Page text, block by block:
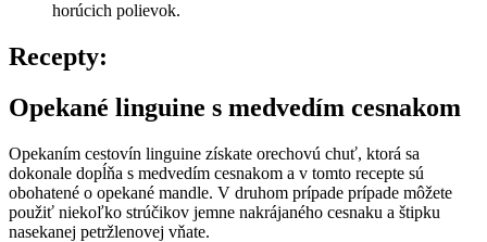
horúcich polievok.
Recepty:
Opekané linguine s medvedím cesnakom
Opekaním cestovín linguine získate orechovú chuť, ktorá sa
dokonale dopĺňa s medvedím cesnakom a v tomto recepte sú
obohatené o opekané mandle. V druhom prípade prípade môžete
použiť niekoľko strúčikov jemne nakrájaného cesnaku a štipku
nasekanej petržlenovej vňate.